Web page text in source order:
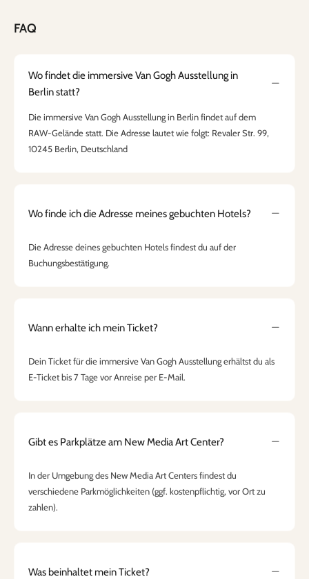
FAQ
Wo findet die immersive Van Gogh Ausstellung in
Berlin statt?
Die immersive Van Gogh Ausstellung in Berlin findet auf dem
RAW-Gelände statt. Die Adresse lautet wie folgt: Revaler Str. 99,
10245 Berlin, Deutschland
Wo finde ich die Adresse meines gebuchten Hotels?
Die Adresse deines gebuchten Hotels findest du auf der
Buchungsbestätigung.
Wann erhalte ich mein Ticket?
Dein Ticket für die immersive Van Gogh Ausstellung erhältst du als
E-Ticket bis 7 Tage vor Anreise per E-Mail.
Gibt es Parkplätze am New Media Art Center?
In der Umgebung des New Media Art Centers findest du
verschiedene Parkmöglichkeiten (ggf. kostenpflichtig, vor Ort zu
zahlen).
Was beinhaltet mein Ticket?